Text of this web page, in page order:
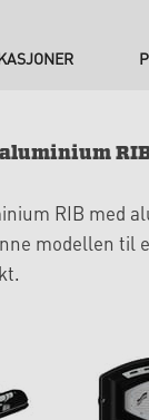
RIB med
modellen til